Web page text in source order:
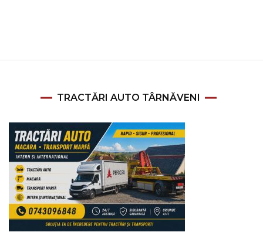
TRACTĂRI AUTO TÂRNĂVENI